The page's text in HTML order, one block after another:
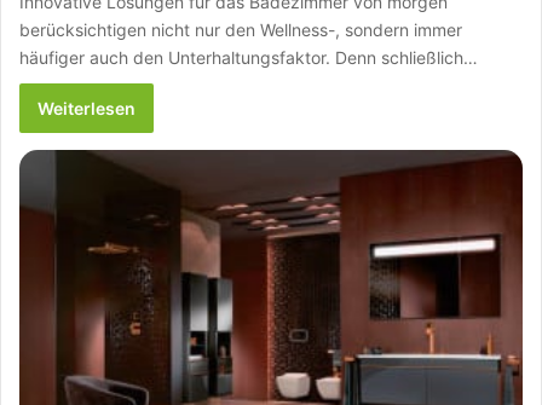
berücksichtigen nicht nur den Wellness-, sondern immer
häufiger auch den Unterhaltungsfaktor. Denn schließlich…
Weiterlesen